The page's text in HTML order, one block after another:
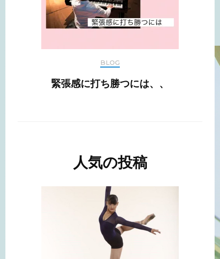
BLOG
緊張感に打ち勝つには、、
人気の投稿